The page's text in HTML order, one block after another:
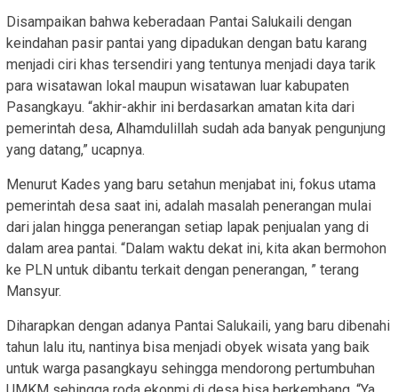
Disampaikan bahwa keberadaan Pantai Salukaili dengan
keindahan pasir pantai yang dipadukan dengan batu karang
menjadi ciri khas tersendiri yang tentunya menjadi daya tarik
para wisatawan lokal maupun wisatawan luar kabupaten
Pasangkayu. “akhir-akhir ini berdasarkan amatan kita dari
pemerintah desa, Alhamdulillah sudah ada banyak pengunjung
yang datang,” ucapnya.
Menurut Kades yang baru setahun menjabat ini, fokus utama
pemerintah desa saat ini, adalah masalah penerangan mulai
dari jalan hingga penerangan setiap lapak penjualan yang di
dalam area pantai. “Dalam waktu dekat ini, kita akan bermohon
ke PLN untuk dibantu terkait dengan penerangan, ” terang
Mansyur.
Diharapkan dengan adanya Pantai Salukaili, yang baru dibenahi
tahun lalu itu, nantinya bisa menjadi obyek wisata yang baik
untuk warga pasangkayu sehingga mendorong pertumbuhan